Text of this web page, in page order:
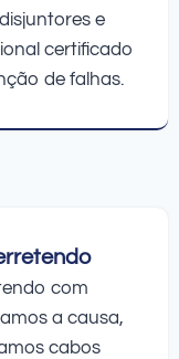
e
certificado
de falhas.
com
a causa,
cabos